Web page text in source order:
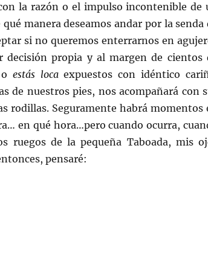
la razón o el impulso incontenible de
manera deseamos andar por la senda
si no queremos enterrarnos en
decisión propia y al margen de cientos
o estás locaexpuestos con idéntico
de nuestros pies, nos acompañará con
rodillas. Seguramente habrá momentos
en qué hora…pero cuando ocurra,
ruegos de la pequeña Taboada, mis
pensaré: